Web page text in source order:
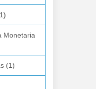
Monetaria
(1)